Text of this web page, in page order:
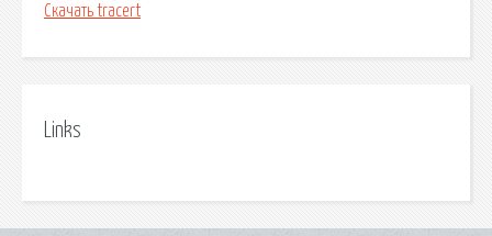
Скачать tracert
Links